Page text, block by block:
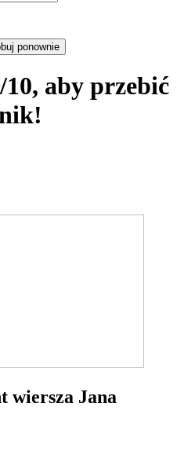
ponownie
aby przebić
wiersza Jana